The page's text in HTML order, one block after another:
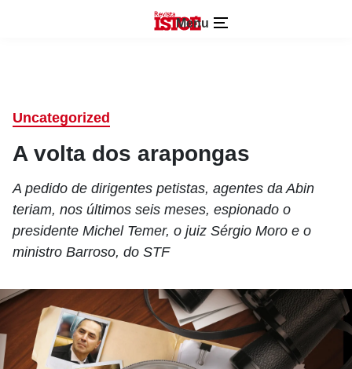
Menu
Uncategorized
A volta dos arapongas
A pedido de dirigentes petistas, agentes da Abin
teriam, nos últimos seis meses, espionado o
presidente Michel Temer, o juiz Sérgio Moro e o
ministro Barroso, do STF